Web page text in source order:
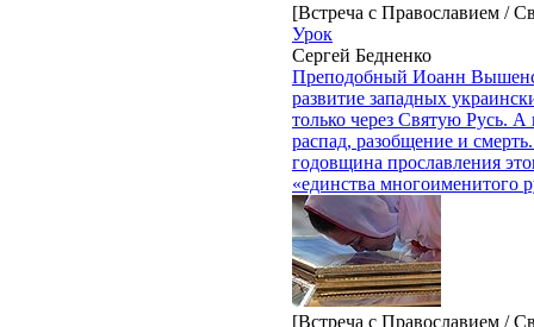
[Встреча с Православием /
Урок
Сергей Бедненко
Преподобный Иоанн
развитие западных
только через Святую Русь. А
распад, разобщение и
годовщина прославления
«единства многоименитого
[Встреча с Православием /